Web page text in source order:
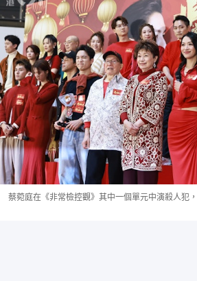
蔡菀庭在《非常檢控觀》其中一個單元中演殺人犯